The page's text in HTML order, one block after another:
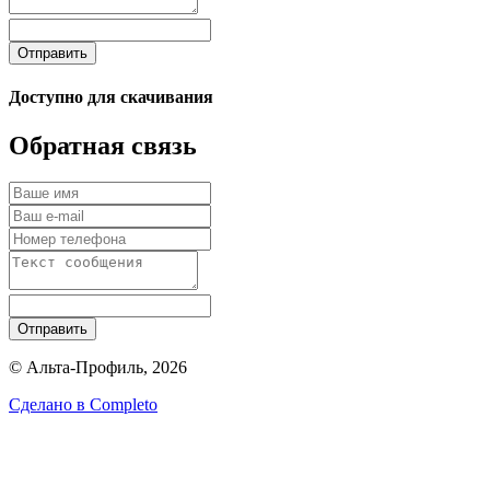
Отправить
Доступно для скачивания
Обратная связь
Отправить
© Альта-Профиль, 2026
Сделано в Completo